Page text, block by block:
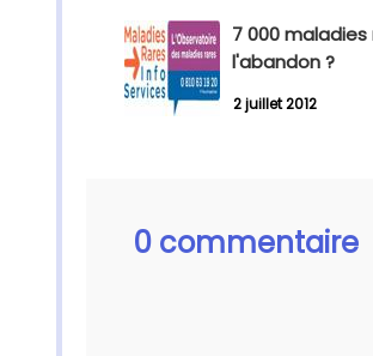
7 000
l'abandon ?
2 juillet 2012
0 commentaire